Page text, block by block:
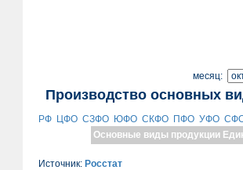
месяц:
Производство основных
РФ ЦФО СЗФО ЮФО СКФО ПФО УФО
Основные виды продукции
Источник: Росстат